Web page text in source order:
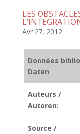
LES
Avr 27, 2012
Données
Daten
Auteurs /
Autoren:
Source /